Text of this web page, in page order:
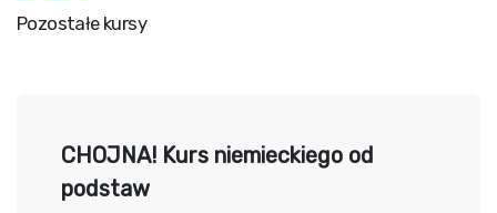
Pozostałe kursy
CHOJNA! Kurs niemieckiego od
podstaw